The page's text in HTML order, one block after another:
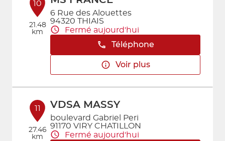
10
21.48
km
6 Rue des Alouettes
94320 THIAIS
Fermé aujourd'hui
Téléphone
Voir plus
11
27.46
km
VDSA MASSY
boulevard Gabriel Peri
91170 VIRY CHATILLON
Fermé aujourd'hui